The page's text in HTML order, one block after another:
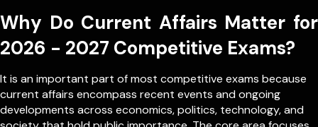
Why Do Current Affairs Matter for
2026 - 2027 Competitive Exams?
It is an important part of most competitive exams because
current affairs encompass recent events and ongoing
developments across economics, politics, technology, and